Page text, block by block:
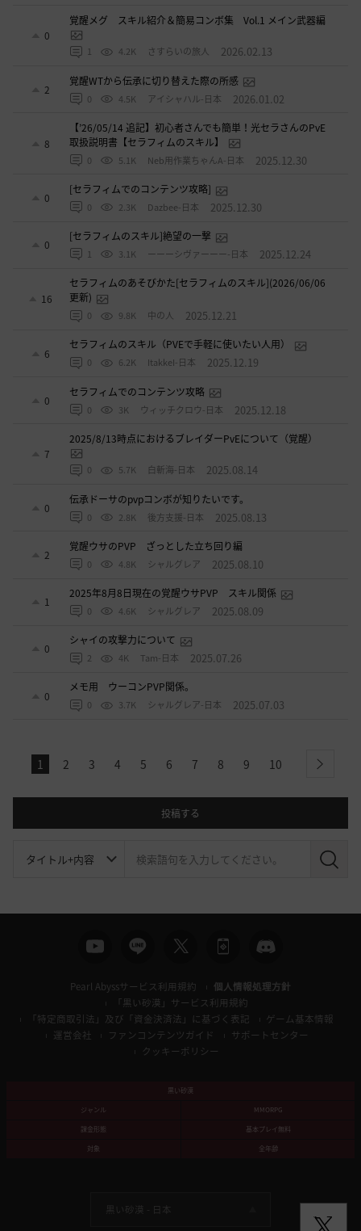
0
覚醒メグ スキル紹介＆簡易コンボ集 Vol.1 メイン武器編
1 4.2K さすらいの旅人 2026.02.13
2
覚醒WTから伝承に切り替えた際の所感
0 4.5K アイシャハル-日本 2026.01.02
8
【’26/05/14 追記】初心者さんでも簡単！光セラさんのPvE
取扱説明書【セラフィムのスキル】
0 5.1K Neb用作業ちゃんA-日本 2025.12.30
0
[セラフィムでのコンテンツ攻略]
0 2.3K Dazbee-日本 2025.12.30
0
[セラフィムのスキル]絶望の一撃
1 3.1K ーーーシヴァーーー-日本 2025.12.24
16
セラフィムのあそびかた[セラフィムのスキル](2026/06/06
更新)
0 9.8K 中の人 2025.12.21
6
セラフィムのスキル（PVEで手軽に使いたい人用）
0 6.2K ItakkeI-日本 2025.12.19
0
セラフィムでのコンテンツ攻略
0 3K ウィッチクロウ-日本 2025.12.18
7
2025/8/13時点におけるブレイダーPvEについて（覚醒）
0 5.7K 白斬海-日本 2025.08.14
0
伝承ドーサのpvpコンボが知りたいです。
0 2.8K 後方支援-日本 2025.08.13
2
覚醒ウサのPVP ざっとした立ち回り編
0 4.8K シャルグレア 2025.08.10
1
2025年8月8日現在の覚醒ウサPVP スキル関係
0 4.6K シャルグレア 2025.08.09
0
シャイの攻撃力について
2 4K Tam-日本 2025.07.26
0
メモ用 ウーコンPVP関係。
0 3.7K シャルグレア-日本 2025.07.03
1 2 3 4 5 6 7 8 9 10 next
投稿する
検
Pearl Abyssサービス利用規約
個人情報処理方針
「黒い砂漠」サービス利用規約
「特定商取引法」及び「資金決済法」に基づく表記
ゲーム基本情報
運営会社
ファンコンテンツガイド
サポートセンター
クッキーポリシー
黒い砂漠
ジャンル
MMORPG
課金形態
基本プレイ無料
対象
全年齢
黒い砂漠 - 日本